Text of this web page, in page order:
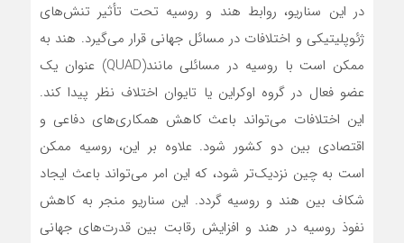
در این سناریو، روابط هند و روسیه تحت تأثیر تنش‌های
ژئوپلیتیکی و اختلافات در مسائل جهانی قرار می‌گیرد. هند به
ممکن است با روسیه در مسائلی مانند(QUAD) عنوان یک
عضو فعال در گروه اوکراین یا تایوان اختلاف نظر پیدا کند.
این اختلافات می‌تواند باعث کاهش همکاری‌های دفاعی و
اقتصادی بین دو کشور شود. علاوه بر این، روسیه ممکن
است به چین نزدیک‌تر شود، که این امر می‌تواند باعث ایجاد
شکاف بین هند و روسیه گردد. این سناریو منجر به کاهش
نفوذ روسیه در هند و افزایش رقابت بین قدرت‌های جهانی